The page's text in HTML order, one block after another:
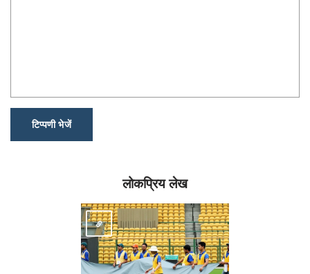
टिप्पणी भेजें
लोकप्रिय लेख